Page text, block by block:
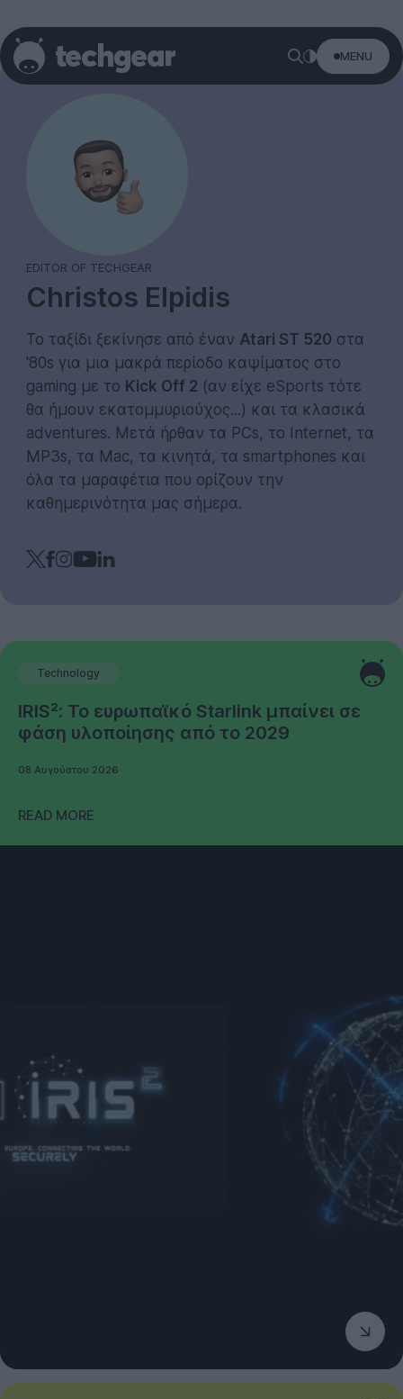
MENU
EDITOR OF TECHGEAR
Christos Elpidis
Το ταξίδι ξεκίνησε από έναν Atari ST 520 στα
'80s για μια μακρά περίοδο καψίματος στο
gaming με το Kick Off 2 (αν είχε eSports τότε
θα ήμουν εκατομμυριούχος...) και τα κλασικά
adventures. Μετά ήρθαν τα PCs, το Internet, τα
MP3s, τα Mac, τα κινητά, τα smartphones και
όλα τα μαραφέτια που ορίζουν την
καθημερινότητα μας σήμερα.
Technology
IRIS²: Το ευρωπαϊκό Starlink μπαίνει σε
φάση υλοποίησης από το 2029
08 Αυγούστου 2026
READ MORE